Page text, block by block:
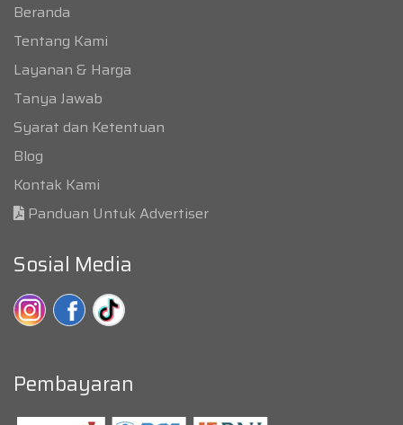
Beranda
Tentang Kami
Layanan & Harga
Tanya Jawab
Syarat dan Ketentuan
Blog
Kontak Kami
Panduan Untuk Advertiser
Sosial Media
Pembayaran